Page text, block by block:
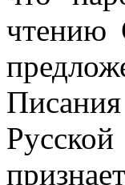
чтению